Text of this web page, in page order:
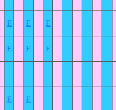
E E E
E E E
E E